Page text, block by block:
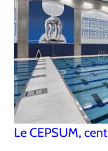
Le CEPSUM,